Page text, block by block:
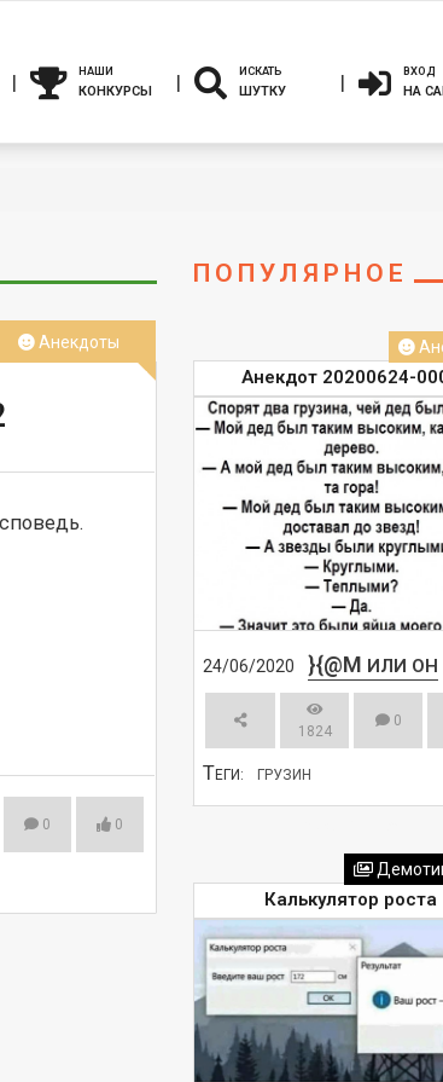
НАШИ
КОНКУРСЫ
ИСКАТЬ
ШУТКУ
ВХОД
НА
0 0
Анекдоты
ПОПУЛЯРНОЕ
Анекдот 20200624-
24/06/2020 }{@M ИЛИ ОН
1824
0
ТЕГИ: ГРУЗИН
Калькулятор роста